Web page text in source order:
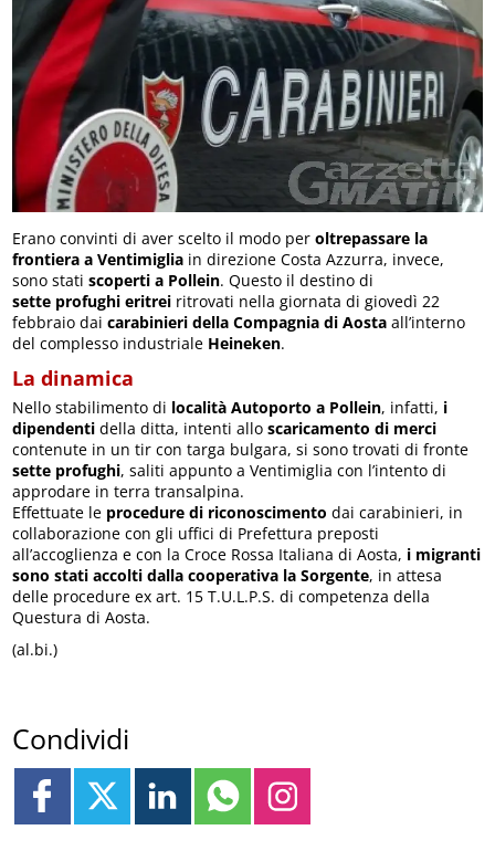
Erano convinti di aver scelto il modo peroltrepassare la
frontiera a Ventimiglia in direzione Costa Azzurra, invece,
sono statiscoperti a Pollein. Questo il destino di
sette profughi eritrei ritrovati nella giornata di giovedì 22
febbraio daicarabinieri della Compagnia di Aosta all’interno
del complesso industriale Heineken.
La dinamica
Nello stabilimento di località Autoporto a Pollein, infatti, i
dipendenti della ditta, intenti alloscaricamento di merci
contenute in un tir con targa bulgara, si sono trovati di fronte
sette profughi, saliti appunto a Ventimiglia con l’intento di
approdare in terra transalpina.
Effettuate le procedure di riconoscimento dai carabinieri, in
collaborazione con gli uffici di Prefettura preposti
all’accoglienza e con la Croce Rossa Italiana di Aosta, i migranti
sono stati accolti dalla cooperativa la Sorgente, in attesa
delle procedure ex art. 15 T.U.L.P.S. di competenza della
Questura di Aosta.
(al.bi.)
Condividi